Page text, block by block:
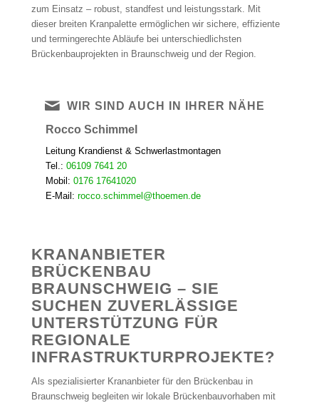
zum Einsatz – robust, standfest und leistungsstark. Mit
dieser breiten Kranpalette ermöglichen wir sichere, effiziente
und termingerechte Abläufe bei unterschiedlichsten
Brückenbauprojekten in Braunschweig und der Region.
WIR SIND AUCH IN IHRER NÄHE
Rocco Schimmel
Leitung Krandienst & Schwerlastmontagen
Tel.: 06109 7641 20
Mobil: 0176 17641020
E-Mail: rocco.schimmel@thoemen.de
KRANANBIETER
BRÜCKENBAU
BRAUNSCHWEIG – SIE
SUCHEN ZUVERLÄSSIGE
UNTERSTÜTZUNG FÜR
REGIONALE
INFRASTRUKTURPROJEKTE?
Als spezialisierter Krananbieter für den Brückenbau in
Braunschweig begleiten wir lokale Brückenbauvorhaben mit